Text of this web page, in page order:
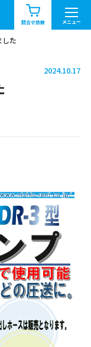
問合せ依頼 メニュー
知らせ一覧
問合せ
した
2024.10.17